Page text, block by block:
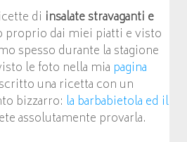
di insalate stravaganti e
proprio dai miei piatti e visto
spesso durante la stagione
le foto nella mia pagina
una ricetta con un
bizzarro: la barbabietola ed il
assolutamente provarla.